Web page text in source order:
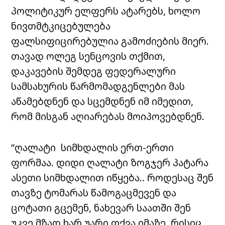
პოლიტიკურ ელფერს ატარებს, ხოლო
ნივთმტკიცებულება
ფალსიფიცირებულია გამოძიების მიერ.
თავად ოლეგ სენცოვის თქმით,
დაკავების შემდეგ ფედერალური
სამსახურის წარმომადგენლები მას
აწამებდნენ და სცემდნენ იმ იმედით,
რომ მისგან აღიარებას მოიპოვებდნენ.
“ღალატი სიმხდალის ერთ-ერთი
ფორმაა. დიდი ღალატი ზოგჯერ პატარა
ასეთი სიმხდალით იწყება.. როდესაც შენ
თავზე ტომარას წამოგაცმევენ და
ცოტათი გცემენ, ნახევარ საათში შენ